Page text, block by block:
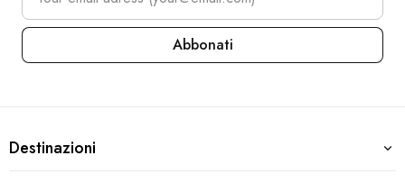
Abbonati
Arena Collection – Footer
Destinazioni
Destinazioni